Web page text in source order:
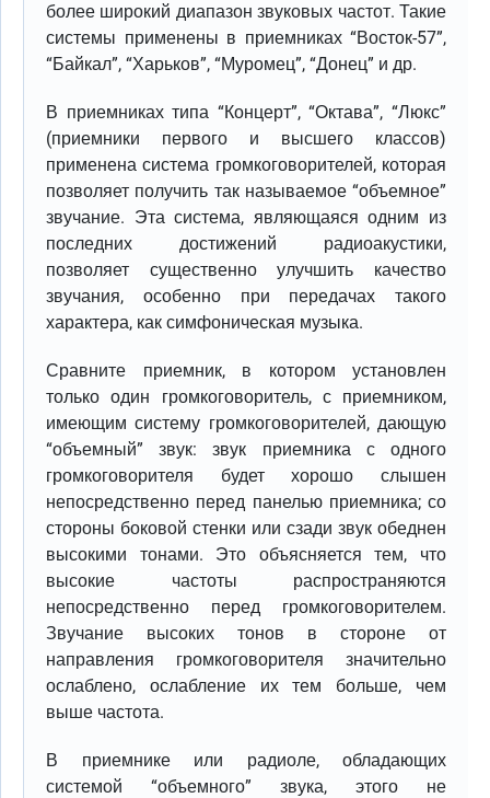
более широкий диапазон звуковых частот. Такие
системы применены в приемниках “Восток-57”,
“Байкал”, “Харьков”, “Муромец”, “Донец” и др.
В приемниках типа “Концерт”, “Октава”, “Люкс”
(приемники первого и высшего классов)
применена система громкоговорителей, которая
позволяет получить так называемое “объемное”
звучание. Эта система, являющаяся одним из
последних достижений радиоакустики,
позволяет существенно улучшить качество
звучания, особенно при передачах такого
характера, как симфоническая музыка.
Сравните приемник, в котором установлен
только один громкоговоритель, с приемником,
имеющим систему громкоговорителей, дающую
“объемный” звук: звук приемника с одного
громкоговорителя будет хорошо слышен
непосредственно перед панелью приемника; со
стороны боковой стенки или сзади звук обеднен
высокими тонами. Это объясняется тем, что
высокие частоты распространяются
непосредственно перед громкоговорителем.
Звучание высоких тонов в стороне от
направления громкоговорителя значительно
ослаблено, ослабление их тем больше, чем
выше частота.
В приемнике или радиоле, обладающих
системой “объемного” звука, этого не